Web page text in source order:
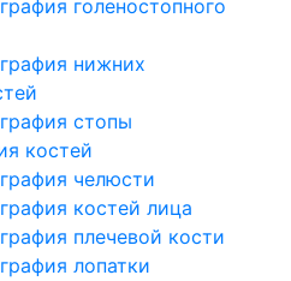
голеностопного
нижних
стопы
костей
челюсти
костей лица
плечевой кости
лопатки